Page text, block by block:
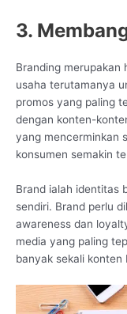
3.
Branding merupakan
usaha terutamanya
promos yang paling
dengan konten-
yang mencerminkan
konsumen semakin
Brand ialah identitas
sendiri. Brand perlu
awareness dan
media yang paling
banyak sekali konten